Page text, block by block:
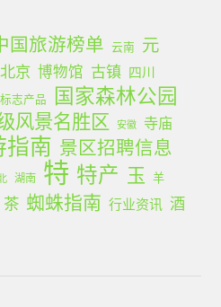
国旅游榜单 云南 元
北京 博物馆 古镇 四川
志产品 国家森林公园
风景名胜区 安徽 寺庙
指南 景区招聘信息
湖南 特 特产 玉 羊
茶 蜘蛛指南 行业资讯 酒